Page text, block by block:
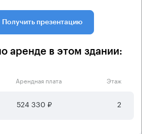
Получить презентацию
аренде в этом здании:
Арендная плата Этаж
524 330 ₽ 2